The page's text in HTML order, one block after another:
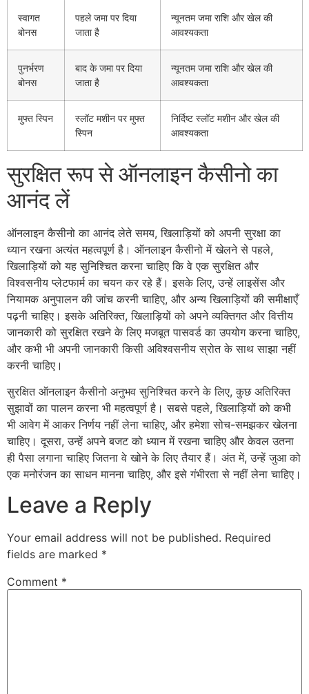
स्वागत
बोनस
पहले जमा पर दिया
जाता है
न्यूनतम जमा राशि और खेल की
आवश्यकता
पुनर्भरण
बोनस
बाद के जमा पर दिया
जाता है
न्यूनतम जमा राशि और खेल की
आवश्यकता
मुफ्त स्पिन
स्लॉट मशीन पर मुफ्त
स्पिन
निर्दिष्ट स्लॉट मशीन और खेल की
आवश्यकता
सुरक्षित रूप से ऑनलाइन कैसीनो का
आनंद लें
ऑनलाइन कैसीनो का आनंद लेते समय, खिलाड़ियों को अपनी सुरक्षा का
ध्यान रखना अत्यंत महत्वपूर्ण है। ऑनलाइन कैसीनो में खेलने से पहले,
खिलाड़ियों को यह सुनिश्चित करना चाहिए कि वे एक सुरक्षित और
विश्वसनीय प्लेटफार्म का चयन कर रहे हैं। इसके लिए, उन्हें लाइसेंस और
नियामक अनुपालन की जांच करनी चाहिए, और अन्य खिलाड़ियों की समीक्षाएँ
पढ़नी चाहिए। इसके अतिरिक्त, खिलाड़ियों को अपने व्यक्तिगत और वित्तीय
जानकारी को सुरक्षित रखने के लिए मजबूत पासवर्ड का उपयोग करना चाहिए,
और कभी भी अपनी जानकारी किसी अविश्वसनीय स्रोत के साथ साझा नहीं
करनी चाहिए।
सुरक्षित ऑनलाइन कैसीनो अनुभव सुनिश्चित करने के लिए, कुछ अतिरिक्त
सुझावों का पालन करना भी महत्वपूर्ण है। सबसे पहले, खिलाड़ियों को कभी
भी आवेग में आकर निर्णय नहीं लेना चाहिए, और हमेशा सोच-समझकर खेलना
चाहिए। दूसरा, उन्हें अपने बजट को ध्यान में रखना चाहिए और केवल उतना
ही पैसा लगाना चाहिए जितना वे खोने के लिए तैयार हैं। अंत में, उन्हें जुआ को
एक मनोरंजन का साधन मानना चाहिए, और इसे गंभीरता से नहीं लेना चाहिए।
Leave a Reply
Your email address will not be published. Required
fields are marked *
Comment *